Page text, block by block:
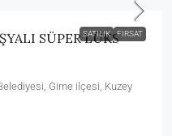
SATILIK FIRSAT
SÜPER LÜKS
Girne ilçesi, Kuzey